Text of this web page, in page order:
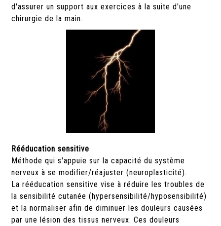
d'assurer un support aux exercices à la suite d'une
chirurgie de la main.
Rééducation sensitive
Méthode qui s'appuie sur la capacité du système
nerveux à se modifier/réajuster (neuroplasticité).
La rééducation sensitive vise à réduire les troubles de
la sensibilité cutanée (hypersensibilité/hyposensibilité)
et la normaliser afin de diminuer les douleurs causées
par une lésion des tissus nerveux. Ces douleurs